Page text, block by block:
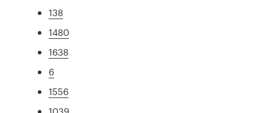
138
1480
1638
6
1556